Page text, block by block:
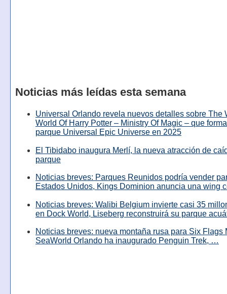
Noticias más leídas esta semana
Universal Orlando revela nuevos detalles sobre The
World Of Harry Potter – Ministry Of Magic – que
parque Universal Epic Universe en 2025
El Tibidabo inaugura Merlí, la nueva atracción de
parque
Noticias breves: Parques Reunidos podría vender
Estados Unidos, Kings Dominion anuncia una wing
Noticias breves: Walibi Belgium invierte casi 35
en Dock World, Liseberg reconstruirá su parque
Noticias breves: nueva montaña rusa para Six Flags
SeaWorld Orlando ha inaugurado Penguin Trek, …